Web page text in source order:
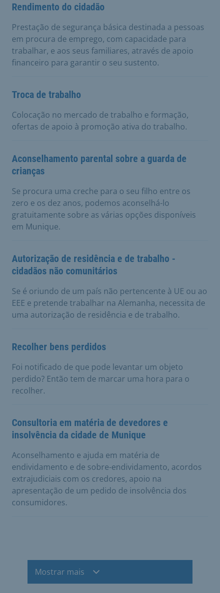
Rendimento do cidadão
Prestação de segurança básica destinada a pessoas
em procura de emprego, com capacidade para
trabalhar, e aos seus familiares, através de apoio
financeiro para garantir o seu sustento.
Troca de trabalho
Colocação no mercado de trabalho e formação,
ofertas de apoio à promoção ativa do trabalho.
Aconselhamento parental sobre a guarda de
crianças
Se procura uma creche para o seu filho entre os
zero e os dez anos, podemos aconselhá-lo
gratuitamente sobre as várias opções disponíveis
em Munique.
Autorização de residência e de trabalho -
cidadãos não comunitários
Se é oriundo de um país não pertencente à UE ou ao
EEE e pretende trabalhar na Alemanha, necessita de
uma autorização de residência e de trabalho.
Recolher bens perdidos
Foi notificado de que pode levantar um objeto
perdido? Então tem de marcar uma hora para o
recolher.
Consultoria em matéria de devedores e
insolvência da cidade de Munique
Aconselhamento e ajuda em matéria de
endividamento e de sobre-endividamento, acordos
extrajudiciais com os credores, apoio na
apresentação de um pedido de insolvência dos
consumidores.
Mostrar mais